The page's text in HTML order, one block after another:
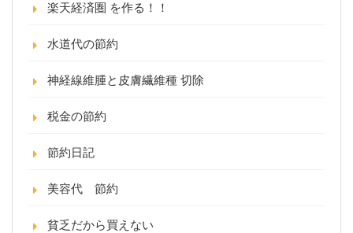
楽天経済圏 を作る！！
水道代の節約
神経線維腫と皮膚繊維種 切除
税金の節約
節約日記
美容代 節約
貧乏だから買えない